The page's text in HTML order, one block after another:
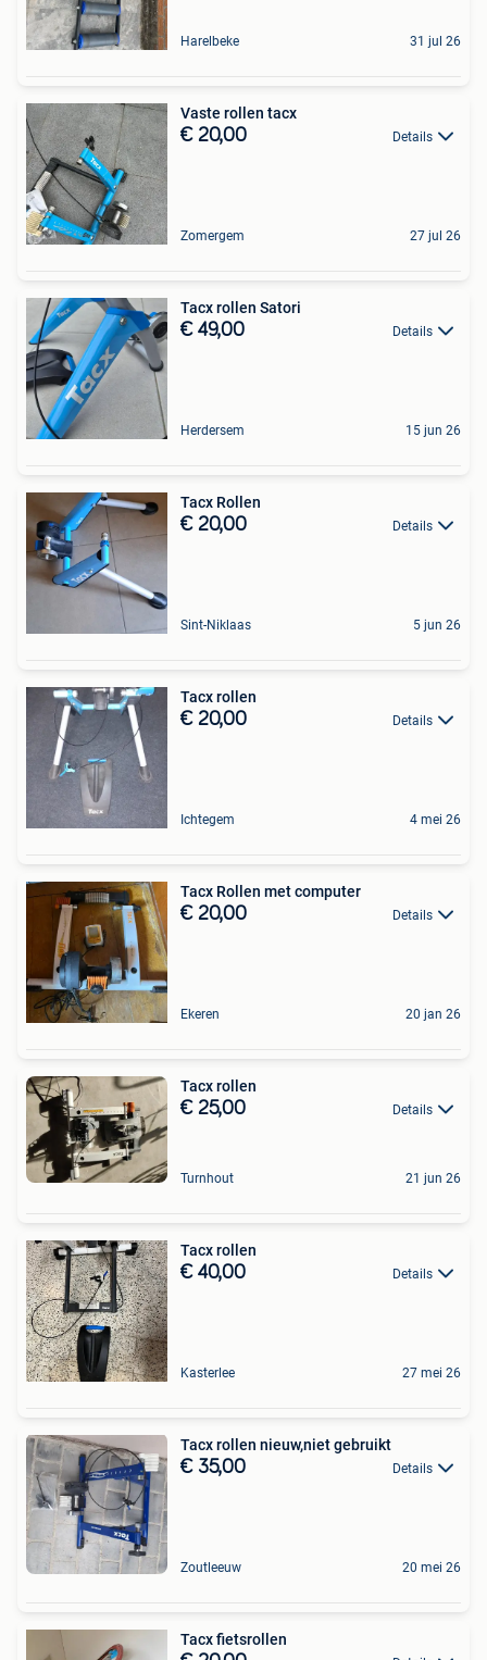
Harelbeke 31 jul 26
Vaste rollen tacx
€ 20,00 Details
Zomergem 27 jul 26
Tacx rollen Satori
€ 49,00 Details
Herdersem 15 jun 26
Tacx Rollen
€ 20,00 Details
Sint-Niklaas 5 jun 26
Tacx rollen
€ 20,00 Details
Ichtegem 4 mei 26
Tacx Rollen met computer
€ 20,00 Details
Ekeren 20 jan 26
Tacx rollen
€ 25,00 Details
Turnhout 21 jun 26
Tacx rollen
€ 40,00 Details
Kasterlee 27 mei 26
Tacx rollen nieuw,niet gebruikt
€ 35,00 Details
Zoutleeuw 20 mei 26
Tacx fietsrollen